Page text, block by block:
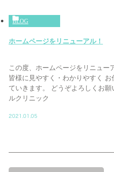
BLOG
ホームページをリニューアル！
この度、ホームページをリニュー
皆様に見やすく・わかりやすく
ていきます。 どうぞよろしくお
ルクリニック
2021.01.05